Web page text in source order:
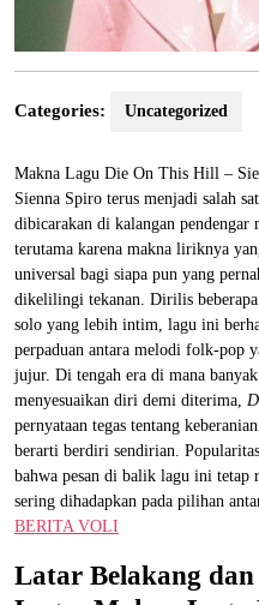
Categories: Uncategorized
Makna Lagu Die On This Hill –
Sienna Spiro terus menjadi salah
dibicarakan di kalangan pendengar
terutama karena makna liriknya
universal bagi siapa pun yang
dikelilingi tekanan. Dirilis
solo yang lebih intim, lagu ini
perpaduan antara melodi folk-pop
jujur. Di tengah era di mana
menyesuaikan diri demi diterima,
pernyataan tegas tentang
berarti berdiri sendirian.
bahwa pesan di balik lagu ini tetap
sering dihadapkan pada pilihan
BERITA VOLI
Latar Belakang